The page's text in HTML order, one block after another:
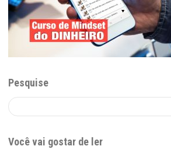
Pesquise
Você vai gostar de ler